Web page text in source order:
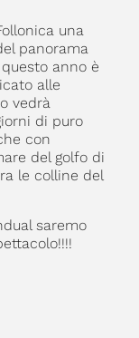
una
panorama
anno è
alle
vedrà
di puro
con
del golfo di
le colline del
saremo